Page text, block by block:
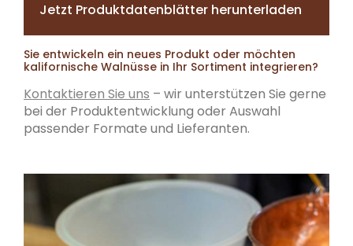
Jetzt Produktdatenblätter herunterladen
Sie entwickeln ein neues Produkt oder möchten
kalifornische Walnüsse in Ihr Sortiment integrieren?
Kontaktieren Sie uns – wir unterstützen Sie gerne
bei der Produktentwicklung oder Auswahl
passender Formate und Lieferanten.